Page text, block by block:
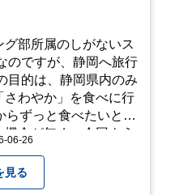
部所属のしがないス
目的は、静岡県内のみ
わやか」を食べに行
らずっと食べたいと思
機会が無く、今回よう
すが、、10時頃にも
るのは12時過ぎ頃で
06-26
見る